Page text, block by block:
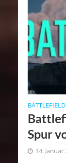
Spur
14. Januar